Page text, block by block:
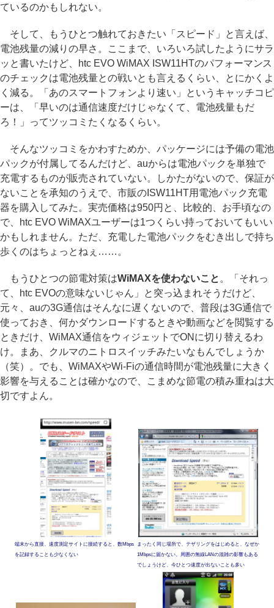
ているのかもしれない。
そして、もうひとつ触れておきたい「スピード」と言えば、
電池残量の減りの早さ。ここまで、いろいろ試したようにサラ
ッと書いたけど、htc EVO WiMAX ISW11HTのパフォーマンス
のチェックは電池残量との戦いとも言えるくらい、とにかくよ
く減る。「あのスマートフォンより速い」というキャッチコピ
ーは、「早いのは通信速度だけじゃなくて、電池残量もだ
ろ！」ってツッコミたくなるくらい。
そんなツッコミをかわすためか、パッケージには予備の電池
パックが付属してるんだけど、auからは電池パックを単独で
充電するものが販売されていない。しかたがないので、保証が
ないことを承知のうえで、市販のISW11HT用電池パック充電
器を購入してみた。実売価格は950円と、比較的、お手頃なの
で、htc EVO WiMAXユーザーは1つくらい持っておいてもいい
かもしれません。ただ、充電した電池パックをむき出しで持ち
歩くのはちょっとねぇ……。
もうひとつの節電対策はWiMAXを使わないこと 。「それっ
て、htc EVOの意味ないじゃん」と突っ込まれそうだけど、
元々、auの3G通信はそんなに遅くないので、普段は3G通信で
使っておき、何かダウンロードするときや動画などを閲覧する
ときだけ、WiMAX通信をウィジェットでONに切り替えるわ
け。まあ、クルマのニトロスイッチみたいなもんでしょうか
（笑）。でも、WiMAXやWi-Fiの通信時間が電池残量に大きく
影響を与えることは確かなので、こまめな節電の積み重ねは大
切ですよん。
端末から直接、速度測定サイトに接続すると、数Mbps
を記録することも少なくない
まったく同じ場所で、テザリングをはじめると、なぜか
1Mbpsに届かない。周囲の無線LANの混雑の影響もある
でしょうけど、今ひとつ速度が出ないことも多い